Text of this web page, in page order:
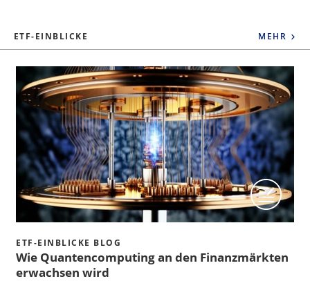
ETF-EINBLICKE MEHR
ETF-EINBLICKE BLOG
Wie Quantencomputing an den Finanzmärkten
erwachsen wird